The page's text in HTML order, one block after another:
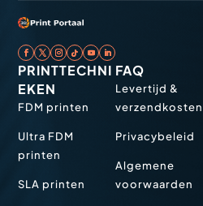
PRINTTECHNI
EKEN
FDM printen
Ultra FDM
printen
SLA printen
FAQ
Levertijd &
verzendkosten
Privacybeleid
Algemene
voorwaarden